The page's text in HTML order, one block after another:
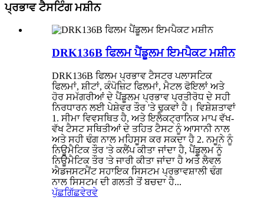
ਪ੍ਰਭਾਵ ਟੈਸਟਿੰਗ ਮਸ਼ੀਨ
DRK136B ਫਿਲਮ ਪੈਂਡੂਲਮ ਇਮਪੈਕਟ ਮਸ਼ੀਨ
DRK136B ਫਿਲਮ ਪ੍ਰਭਾਵ ਟੈਸਟਰ ਪਲਾਸਟਿਕ
ਫਿਲਮਾਂ, ਸ਼ੀਟਾਂ, ਕੰਪੋਜ਼ਿਟ ਫਿਲਮਾਂ, ਮੈਟਲ ਫੋਇਲਾਂ ਅਤੇ
ਹੋਰ ਸਮੱਗਰੀਆਂ ਦੇ ਪੈਂਡੂਲਮ ਪ੍ਰਭਾਵ ਪ੍ਰਤੀਰੋਧ ਦੇ ਸਹੀ
ਨਿਰਧਾਰਨ ਲਈ ਪੇਸ਼ੇਵਰ ਤੌਰ 'ਤੇ ਢੁਕਵਾਂ ਹੈ। ਵਿਸ਼ੇਸ਼ਤਾਵਾਂ
1. ਸੀਮਾ ਵਿਵਸਥਿਤ ਹੈ, ਅਤੇ ਇਲੈਕਟ੍ਰਾਨਿਕ ਮਾਪ ਵੱਖ-
ਵੱਖ ਟੈਸਟ ਸਥਿਤੀਆਂ ਦੇ ਤਹਿਤ ਟੈਸਟ ਨੂੰ ਆਸਾਨੀ ਨਾਲ
ਅਤੇ ਸਹੀ ਢੰਗ ਨਾਲ ਮਹਿਸੂਸ ਕਰ ਸਕਦਾ ਹੈ 2. ਨਮੂਨੇ ਨੂੰ
ਨਿਊਮੈਟਿਕ ਤੌਰ 'ਤੇ ਕਲੈਂਪ ਕੀਤਾ ਜਾਂਦਾ ਹੈ, ਪੈਂਡੂਲਮ ਨੂੰ
ਨਿਊਮੈਟਿਕ ਤੌਰ 'ਤੇ ਜਾਰੀ ਕੀਤਾ ਜਾਂਦਾ ਹੈ ਅਤੇ ਲੈਵਲ
ਐਡਜਸਟਮੈਂਟ ਸਹਾਇਕ ਸਿਸਟਮ ਪ੍ਰਭਾਵਸ਼ਾਲੀ ਢੰਗ
ਨਾਲ ਸਿਸਟਮ ਦੀ ਗਲਤੀ ਤੋਂ ਬਚਦਾ ਹੈ...
ਪੁੱਛਗਿੱਛਵੇਰਵੇ